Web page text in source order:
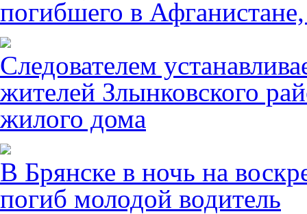
погибшего в
Следователем
жителей Злынковского
жилого дома
В Брянске в ночь на
погиб молодой водитель